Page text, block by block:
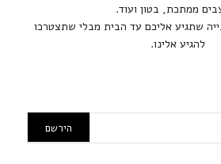
ממתכת, בטון ועוד.
שתגיע אליכם עד הבית מבלי שתצטרכו
להגיע אלינו.